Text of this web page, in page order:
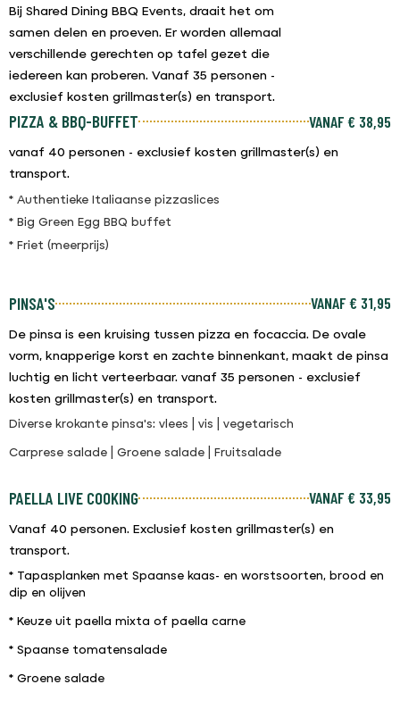
Bij Shared Dining BBQ Events, draait het om
samen delen en proeven. Er worden allemaal
verschillende gerechten op tafel gezet die
iedereen kan proberen. Vanaf 35 personen -
exclusief kosten grillmaster(s) en transport.
PIZZA & BBQ-BUFFET VANAF € 38,95
vanaf 40 personen - exclusief kosten grillmaster(s) en
transport.
* Authentieke Italiaanse pizzaslices
* Big Green Egg BBQ buffet
* Friet (meerprijs)
PINSA'S VANAF € 31,95
De pinsa is een kruising tussen pizza en focaccia. De ovale
vorm, knapperige korst en zachte binnenkant, maakt de pinsa
luchtig en licht verteerbaar. vanaf 35 personen - exclusief
kosten grillmaster(s) en transport.
Diverse krokante pinsa's: vlees | vis | vegetarisch
Carprese salade | Groene salade | Fruitsalade
PAELLA LIVE COOKING VANAF € 33,95
Vanaf 40 personen. Exclusief kosten grillmaster(s) en
transport.
* Tapasplanken met Spaanse kaas- en worstsoorten, brood en
dip en olijven
* Keuze uit paella mixta of paella carne
* Spaanse tomatensalade
* Groene salade